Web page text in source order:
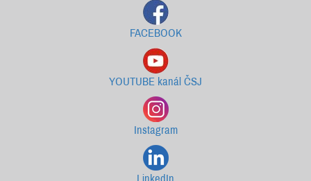
FACEBOOK
YOUTUBE kanál ČSJ
Instagram
LinkedIn